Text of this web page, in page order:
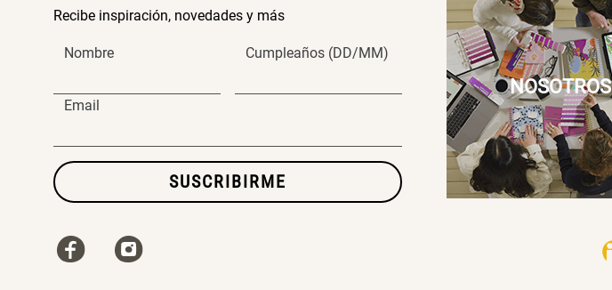
Recibe inspiración, novedades y más
Nombre Cumpleaños (DD/MM)
Email
SUSCRIBIRME
NOSOTROS